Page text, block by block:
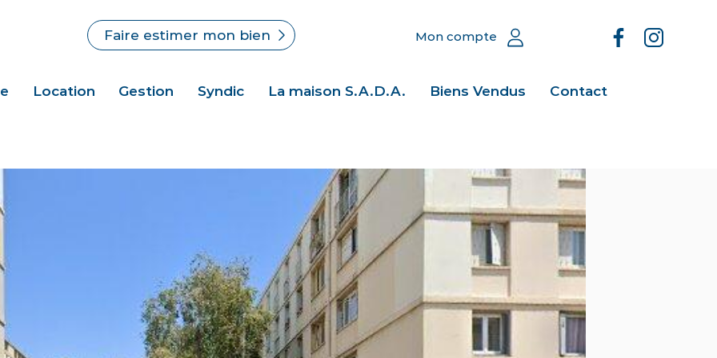
Location Gestion Syndic La maison S.A.D.A. Biens Vendus Contact
Mon compte
Faire estimer mon bien